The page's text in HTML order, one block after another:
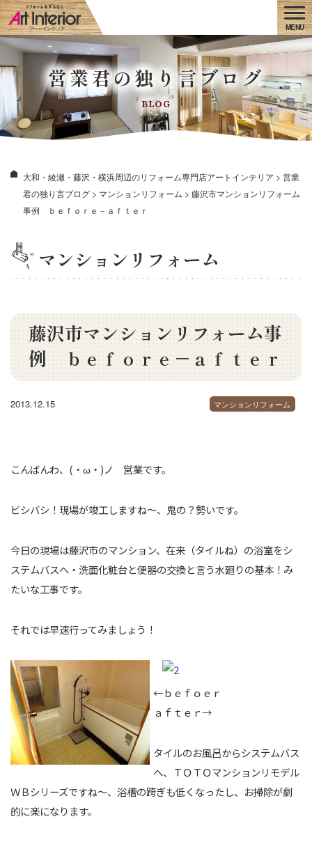
営業君の独り言ブログ
BLOG
大和・綾瀬・藤沢・横浜周辺のリフォーム専門店アートインテリア > 営業
君の独り言ブログ > マンションリフォーム > 藤沢市マンションリフォーム
事例 ｂｅｆｏｒｅ－ａｆｔｅｒ
マンションリフォーム
藤沢市マンションリフォーム事
例 ｂｅｆｏｒｅ－ａｆｔｅｒ
2013.12.15 マンションリフォーム
こんばんわ、(・ω・)ノ 営業です。
ビシバシ！現場が竣工しますね～、鬼の？勢いです。
今日の現場は藤沢市のマンション、在来（タイルね）の浴室をシ
ステムバスへ・洗面化粧台と便器の交換と言う水廻りの基本！み
たいな工事です。
それでは早速行ってみましょう！
←ｂｅｆｏｅｒ
ａｆｔｅｒ→
タイルのお風呂からシステムバス
へ、ＴＯＴＯマンションリモデル
ＷＢシリーズですね～、浴槽の跨ぎも低くなったし、お掃除が劇
的に楽になります。